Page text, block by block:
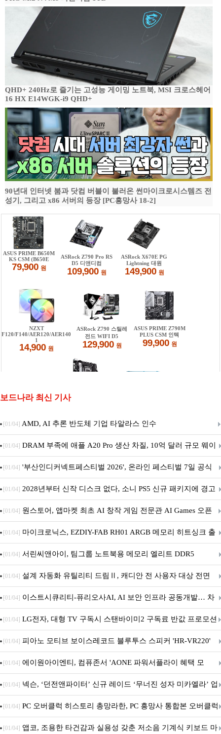
QHD+ 240Hz로 즐기는 고성능 게이밍 노트북, MSI 크로스헤어
16 HX E14WGK-i9 QHD+
90년대 인터넷 붐과 닷컴 버블이 불러온 썬마이크로시스템즈 전
성기, 그리고 x86 서버의 등장 [PC흥망사 18-2]
보드나라 최신 기사
[01/04] AMD, AI 추론 반도체 기업 타알라스 인수
[01/04] DRAM 부족에 애플 A20 Pro 생산 차질, 10억 달러 규모 웨이
퍼 대기
[01/04] '부산인디커넥트페스티벌 2026', 온라인 페스티벌 7일 공식
개막... 22일간 진행
[01/04] 2028년부터 신작 디스크 없다, 소니 PS5 신규 패키지에 경고
문 추가
[01/04] 원스토어, 앱마켓 최초 AI 창작 게임 전문관 AI Games 오픈
[01/04] 마이크로닉스, EZDIY-FAB RH01 ARGB 메모리 히트싱크 출
시
[01/04] 서린씨앤아이, 팀그룹 노트북용 메모리 엘리트 DDR5
5600MHz 16GB 출시
[01/04] 설계 자동화 유틸리티 드림Ⅱ, 캐디안 전 사용자 대상 전면
무상 배포
[01/04] 이스트시큐리티-퓨리오사AI, AI 보안 인프라 공동개발… 차
세대 AI 보안 플랫폼 구축
[01/04] LG전자, 대형 TV 구독시 스탠바이미2 구독료 반값 프로모션
[01/04] 피아노 모티브 보이스레코드 블루투스 스피커 'HR-VR220'
출시
[01/04] 에이원아이엔티, 컴퓨존서 'AONE 파워서플라이 혜택 모
음.ZIP' 이벤트 진행
[01/04] 넥슨, ‘던전앤파이터’ 신규 레이드 ‘무너진 성자 미카엘라’ 업
데이트!
[01/04] PC 오버클럭 히스토리 총망라한, PC 흥망사 통합본 오버클럭
특집(1-4편)
[01/04] 앱코, 조용한 타건감과 실용성 갖춘 저소음 기계식 키보드 마